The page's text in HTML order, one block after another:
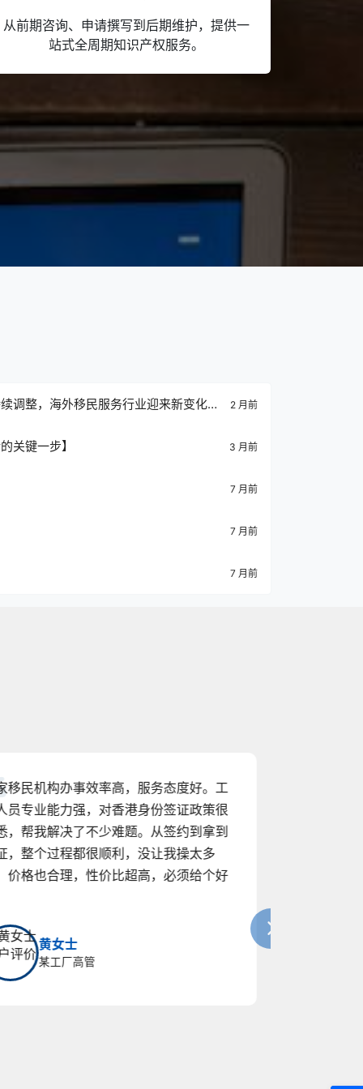
从前期咨询、申请撰写到后期维护，提供一
站式全周期知识产权服务。
调整，海外移民服务行业迎来新变化。
务需求仍在上升。
2 月前
关键一步】 3 月前
7 月前
7 月前
7 月前
是一名企业高管，为了事业发展和孩子教
，决定办理香港身份签证。一开始，我对
关政策和流程一窍不通，在网上找了很多
料，还是一头雾水。后来经朋友推荐找到
这家机构。他们为我详细讲解了香港身份
，反复核对。遇到突发情况，他们也迅速
调解决。经过几个月的努力，我终于拿到
签证，开启了人生新篇章。感谢这家机构